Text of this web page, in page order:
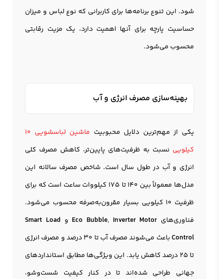
شود. این تنوع برنامه‌ها برای کاربرانی که نوع لباس و میزان
حساسیت پارچه برای آنها اهمیت دارد، یک مزیت رقابتی
محسوب می‌شود.
بهینه‌سازی مصرف انرژی و آب
یکی از مهم‌ترین دلایل محبوبیت
ماشین لباسشویی 10
کیلویی نسبت به ظرفیت‌های پایین‌تر، کاهش مصرف کلی
انرژی و آب در طول سال است. شاخص مصرف سالانه این
مدل‌ها معمولاً بین ۱۴۰ تا ۱۷۵ کیلووات ساعت است که برای
ظرفیت ۱۰ کیلویی بسیار مقرون‌به‌صرفه محسوب می‌شود.
فناوری‌های
Eco Bubble, Inverter Motor و Smart Load
Control
باعث می‌شوند مصرف آب تا ۳۰ درصد و مصرف انرژی
تا ۲۵ درصد کاهش یابد. این ویژگی‌ها مطابق استانداردهای
جهانی طراحی شده‌اند تا در کنار کیفیت شست‌وشو،